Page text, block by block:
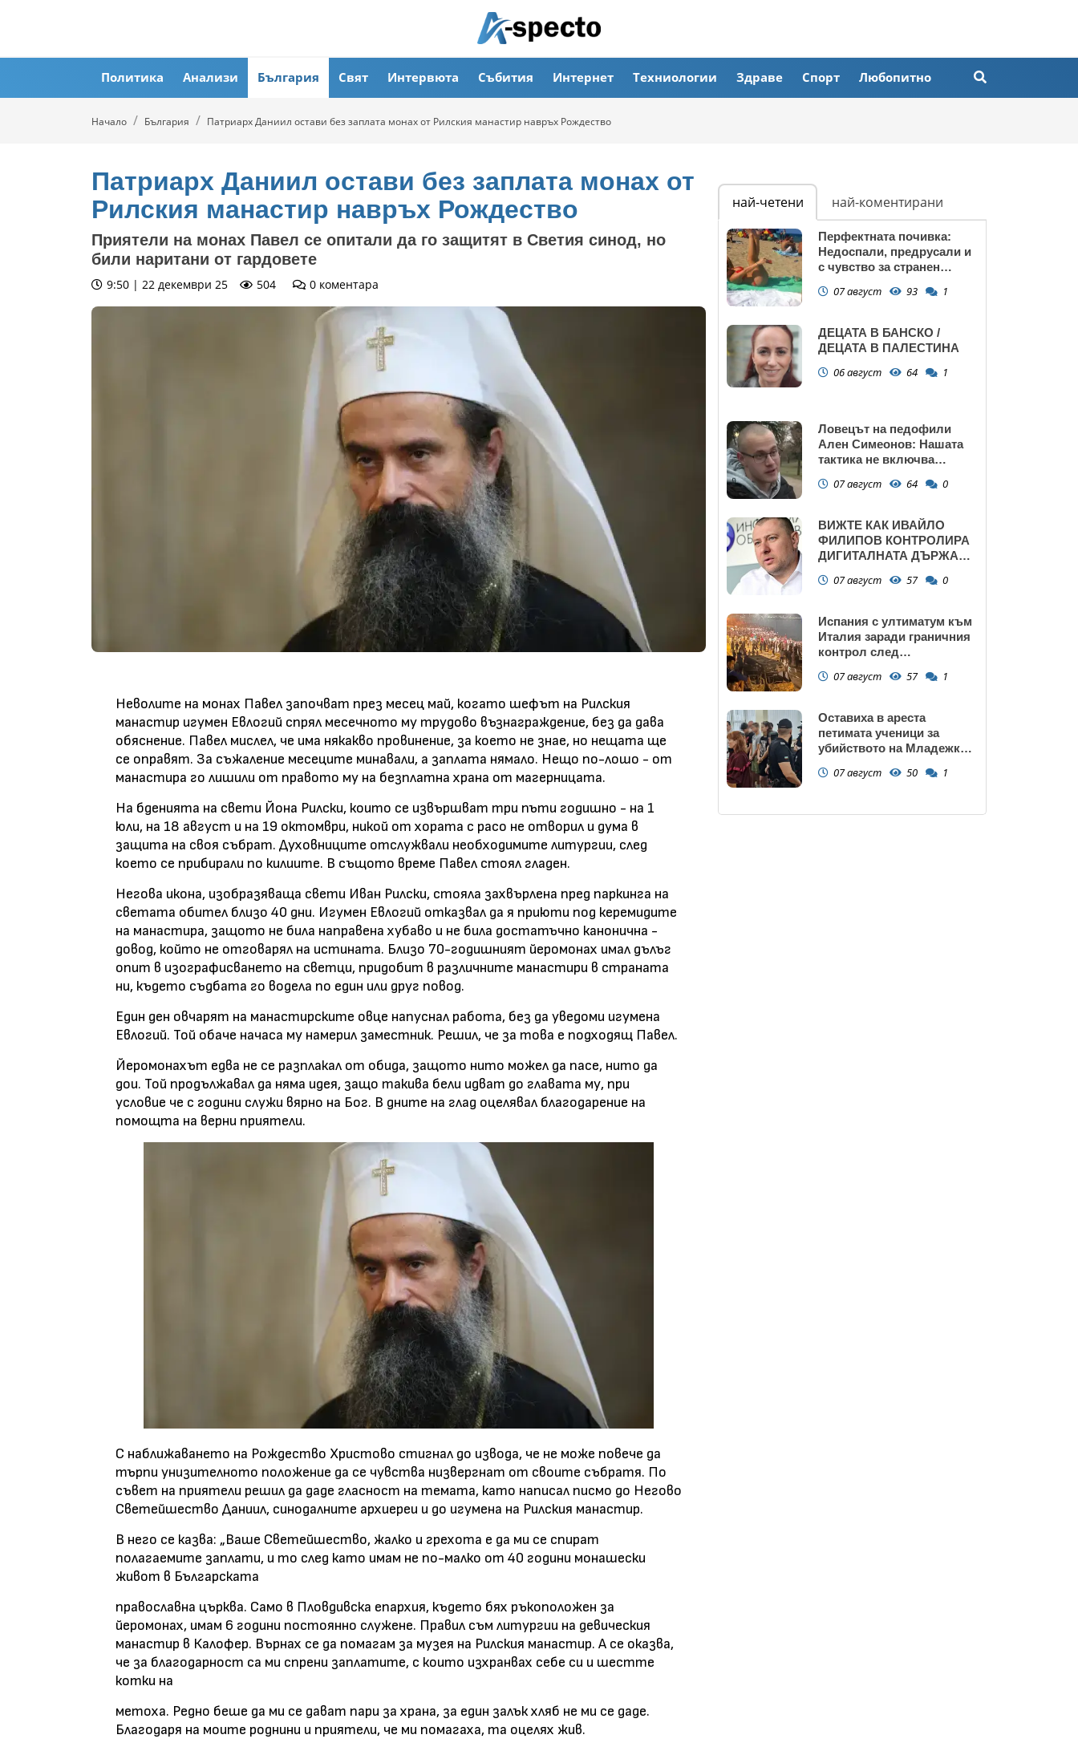
Политика Анализи България Свят Интервюта Събития Интернет Техниологии Здраве Спорт Любопитно
Начало България Патриарх Даниил остави без заплата монах от Рилския манастир навръх Рождество
Патриарх Даниил остави без заплата монах от
Рилския манастир навръх Рождество
Приятели на монах Павел се опитали да го защитят в Светия синод, но
били наритани от гардовете
9:50 | 22 декември 25 504 0 коментара
Неволите на монах Павел започват през месец май, когато шефът на Рилския
манастир игумен Евлогий спрял месечното му трудово възнаграждение, без да дава
обяснение. Павел мислел, че има някакво провинение, за което не знае, но нещата ще
се оправят. За съжаление месеците минавали, а заплата нямало. Нещо по-лошо - от
манастира го лишили от правото му на безплатна храна от магерницата.
На бденията на свети Йона Рилски, които се извършват три пъти годишно - на 1
юли, на 18 август и на 19 октомври, никой от хората с расо не отворил и дума в
защита на своя събрат. Духовниците отслужвали необходимите литургии, след
което се прибирали по килиите. В същото време Павел стоял гладен.
Негова икона, изобразяваща свети Иван Рилски, стояла захвърлена пред паркинга на
светата обител близо 40 дни. Игумен Евлогий отказвал да я приюти под керемидите
на манастира, защото не била направена хубаво и не била достатъчно канонична -
довод, който не отговарял на истината. Близо 70-годишният йеромонах имал дълъг
опит в изографисването на светци, придобит в различните манастири в страната
ни, където съдбата го водела по един или друг повод.
Един ден овчарят на манастирските овце напуснал работа, без да уведоми игумена
Евлогий. Той обаче начаса му намерил заместник. Решил, че за това е подходящ Павел.
Йеромонахът едва не се разплакал от обида, защото нито можел да пасе, нито да
дои. Той продължавал да няма идея, защо такива бели идват до главата му, при
условие че с години служи вярно на Бог. В дните на глад оцелявал благодарение на
помощта на верни приятели.
С наближаването на Рождество Христово стигнал до извода, че не може повече да
търпи унизителното положение да се чувства низвергнат от своите събратя. По
съвет на приятели решил да даде гласност на темата, като написал писмо до Негово
Светейшество Даниил, синодалните архиереи и до игумена на Рилския манастир.
В него се казва: „Ваше Светейшество, жалко и грехота е да ми се спират
полагаемите заплати, и то след като имам не по-малко от 40 години монашески
живот в Българската
православна църква. Само в Пловдивска епархия, където бях ръкоположен за
йеромонах, имам 6 години постоянно служене. Правил съм литургии на девическия
манастир в Калофер. Върнах се да помагам за музея на Рилския манастир. А се оказва,
че за благодарност са ми спрени заплатите, с които изхранвах себе си и шестте
котки на
метоха. Редно беше да ми се дават пари за храна, за един залък хляб не ми се даде.
Благодаря на моите роднини и приятели, че ми помагаха, та оцелях жив.
най-четени най-коментирани
Перфектната почивка:
Недоспали, предрусали и
с чувство за странен
07 август 93 1
ДЕЦАТА В БАНСКО /
ДЕЦАТА В ПАЛЕСТИНА
06 август 64 1
Ловецът на педофили
Ален Симеонов: Нашата
тактика не включва
07 август 64 0
ВИЖТЕ КАК ИВАЙЛО
ФИЛИПОВ КОНТРОЛИРА
ДИГИТАЛНАТА ДЪРЖАВА
ПРАВИТЕЛСТВОТО?
07 август 57 0
Испания с ултиматум към
Италия заради граничния
контрол след
07 август 57 1
Оставиха в ареста
петимата ученици за
убийството на Младежкия
час, гаврили се с него и го
07 август 50 1